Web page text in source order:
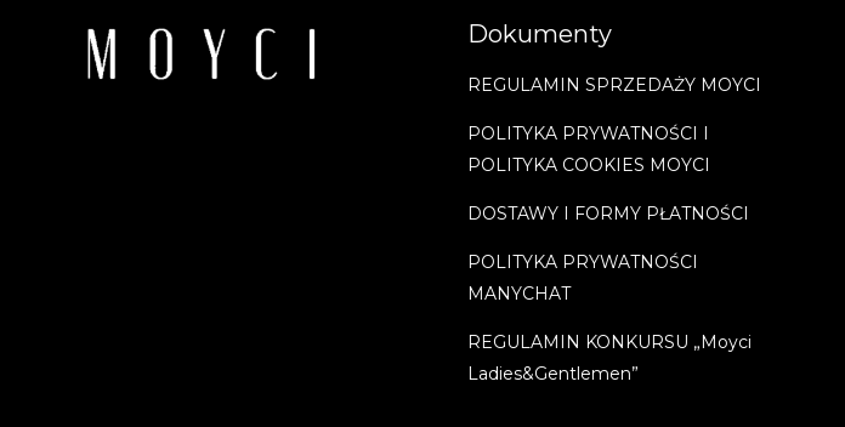
Dokumenty
REGULAMIN SPRZEDAŻY MOYCI
POLITYKA PRYWATNOŚCI I
POLITYKA COOKIES MOYCI
DOSTAWY I FORMY PŁATNOŚCI
POLITYKA PRYWATNOŚCI
MANYCHAT
REGULAMIN KONKURSU „Moyci
Ladies&Gentlemen”